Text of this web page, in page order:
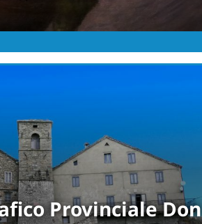
Provinciale Don